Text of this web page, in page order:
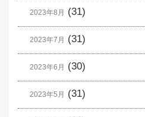
2023年8月 (31)
2023年7月 (31)
2023年6月 (30)
2023年5月 (31)